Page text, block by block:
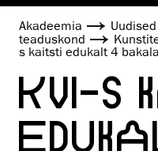
Akadeemia Uudised
teaduskond
s kaitsti edukalt 4
KVI-S